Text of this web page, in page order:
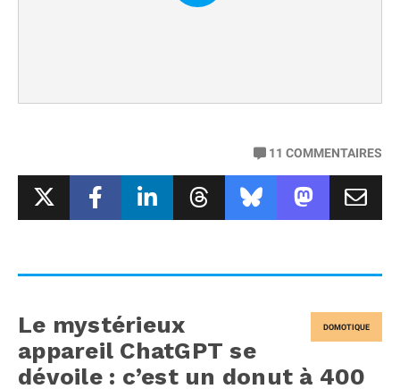
11 COMMENTAIRES
DOMOTIQUE
Le mystérieux
appareil ChatGPT se
dévoile : c’est un donut à 400